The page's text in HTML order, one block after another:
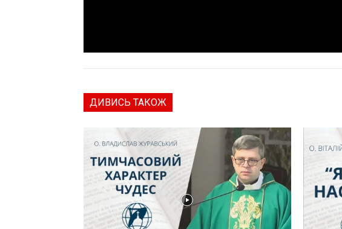
ДИВИСЬ ТАКОЖ